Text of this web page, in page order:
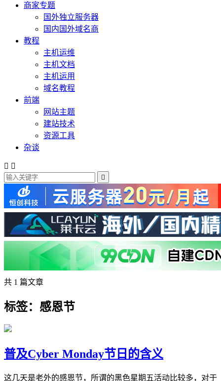
商家专题
国外独立服务器
国内国外域名商
教程
主机运维
主机文档
主机运用
域名教程
前端
网站主题
建站技术
资源工具
杂谈
 

共 1 篇文章
标签：感恩节
普及Cyber Monday节日的含义
这几天是老外的感恩节，所谓的黑色星期五活动比较多，对于